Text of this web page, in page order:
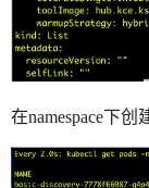
在namespace下